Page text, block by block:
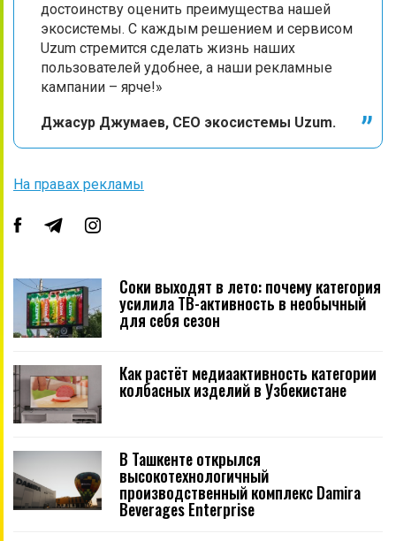
достоинству оценить преимущества нашей
экосистемы. C каждым решением и сервисом
Uzum стремится сделать жизнь наших
пользователей удобнее, а наши рекламные
кампании – ярче!»
Джасур Джумаев, CEO экосистемы Uzum.
На правах рекламы
Соки выходят в лето: почему категория
усилила ТВ-активность в необычный
для себя сезон
Как растёт медиаактивность категории
колбасных изделий в Узбекистане
В Ташкенте открылся
высокотехнологичный
производственный комплекс Damira
Beverages Enterprise